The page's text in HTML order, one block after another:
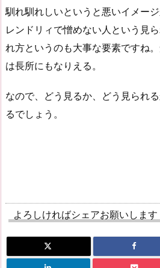
馴れ馴れしいというと悪いイメー
レンドリィで憎めない人という見
れ方というのも大事な要素ですね
は長所にもなりえる。
なので、どう見るか、どう見られ
るでしょう。
よろしければシェアお願いします